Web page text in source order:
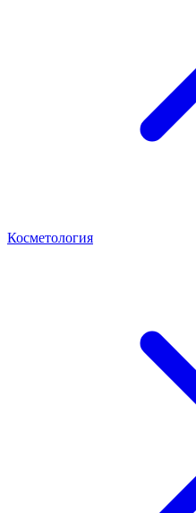
Косметология